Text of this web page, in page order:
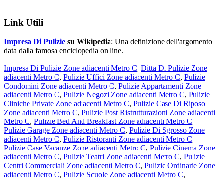
Link Utili
Impresa Di Pulizie su Wikipedia: Una definizione dell'argomento
data dalla famosa enciclopedia on line.
Impresa Di Pulizie Zone adiacenti Metro C, Ditta Di Pulizie Zone
adiacenti Metro C, Pulizie Uffici Zone adiacenti Metro C, Pulizie
Condomini Zone adiacenti Metro C, Pulizie Appartamenti Zone
adiacenti Metro C, Pulizie Negozi Zone adiacenti Metro C, Pulizie
Cliniche Private Zone adiacenti Metro C, Pulizie Case Di Riposo
Zone adiacenti Metro C, Pulizie Post Ristrutturazioni Zone adiacenti
Metro C, Pulizie Bed And Breakfast Zone adiacenti Metro C,
Pulizie Garage Zone adiacenti Metro C, Pulizie Di Sgrosso Zone
adiacenti Metro C, Pulizie Ristoranti Zone adiacenti Metro C,
Pulizie Case Vacanze Zone adiacenti Metro C, Pulizie Cinema Zone
adiacenti Metro C, Pulizie Teatri Zone adiacenti Metro C, Pulizie
Centri Commerciali Zone adiacenti Metro C, Pulizie Ordinarie Zone
adiacenti Metro C, Pulizie Scuole Zone adiacenti Metro C,